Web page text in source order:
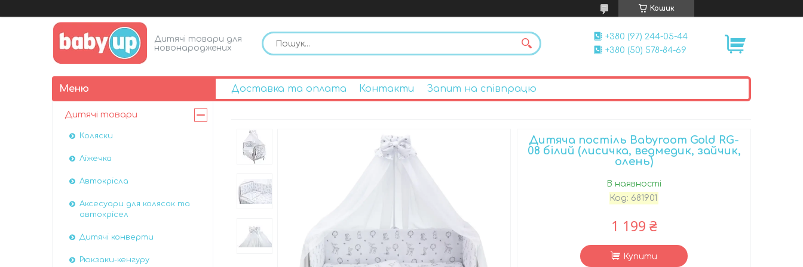
Кошик
Дитячі товари для
новонароджених
+380 (97) 244-05-44
+380 (50) 578-84-69
Доставка та оплата Контакти Запит на співпрацю
Дитяча постіль Babyroom Gold RG-
08 білий (лисичка, ведмедик, зайчик,
олень)
В наявності
Код: 681901
1 199 ₴
Купити
Дитячі товари
Коляски
Ліжечка
Автокрісла
Аксесуари для колясок та
автокрісел
Дитячі конверти
Рюкзаки-кенгуру